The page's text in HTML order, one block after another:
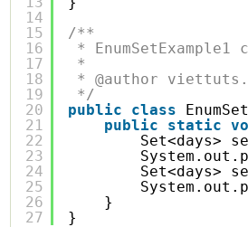
14
15
16
17
18
19
20
21
22
23
24
25
26
27
/**
* EnumSetExample1
*
* @author
*/
public
class
public
static
Set<days>
Set<days>
}
}